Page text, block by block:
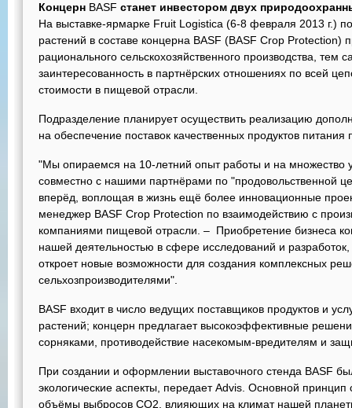
Концерн BASF станет инвестором двух
На выставке-ярмарке Fruit Logistica (6-8 февраля 2013 г.)
растений в составе концерна BASF (BASF Crop Protection)
рационального сельскохозяйственного производства,
заинтересованность в партнёрских отношениях по всей
стоимости в пищевой отрасли.
Подразделение планирует осуществить реализацию
на обеспечение поставок качественных продуктов
"Мы опираемся на 10-летний опыт работы и на множество
совместно с нашими партнёрами по "продовольственной
вперёд, воплощая в жизнь ещё более инновационные
менеджер BASF Crop Protection по взаимодействию с
компаниями пищевой отрасли. – Приобретение бизнеса
нашей деятельностью в сфере исследований и
откроет новые возможности для создания комплексных
сельхозпроизводителями".
BASF входит в число ведущих поставщиков продуктов и
растений; концерн предлагает высокоэффективные
сорняками, противодействие насекомым-вредителям и
При создании и оформлении выставочного стенда BASF
экологические аспекты, передает Advis. Основной принцип
объёмы выбросов CO2, влияющих на климат нашей